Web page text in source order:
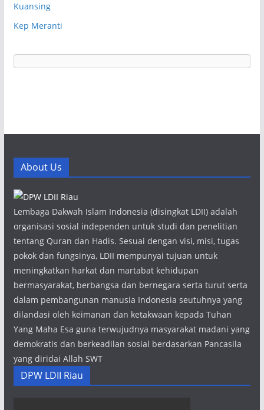
Kuansing
Kep Meranti
About Us
Lembaga Dakwah Islam Indonesia (disingkat LDII) adalah
organisasi sosial independen untuk studi dan penelitian
tentang Quran dan Hadis. Sesuai dengan visi, misi, tugas
pokok dan fungsinya, LDII mempunyai tujuan untuk
meningkatkan harkat dan martabat kehidupan
bermasyarakat, berbangsa dan bernegara serta turut serta
dalam pembangunan manusia Indonesia seutuhnya yang
dilandasi oleh keimanan dan ketakwaan kepada Tuhan
Yang Maha Esa guna terwujudnya masyarakat madani yang
demokratis dan berkeadilan sosial berdasarkan Pancasila
yang diridai Allah SWT
DPW LDII Riau